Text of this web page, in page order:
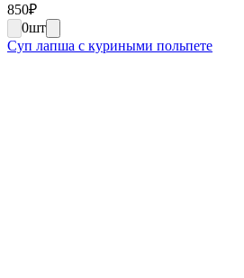
850₽
0шт
Суп лапша с куриными польпете